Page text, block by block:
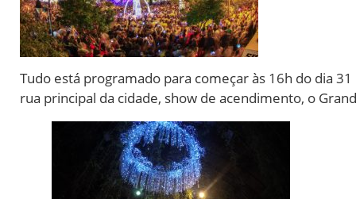
Tudo está programado para começar às 16h do dia
rua principal da cidade, show de acendimento, o